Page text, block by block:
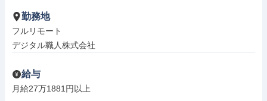
勤務地
フルリモート
デジタル職人株式会社
給与
月給27万1881円以上